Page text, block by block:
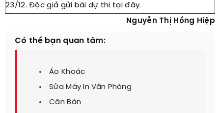
23/12. Độc giả gửi bài dự thi tại đây.
Nguyễn Thị Hồng Hiệp
Có thể bạn quan tâm:
Áo Khoác
Sửa Máy In Văn Phòng
Cân Bàn